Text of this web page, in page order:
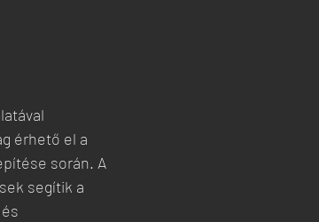
érhető el a
során. A
segítik a